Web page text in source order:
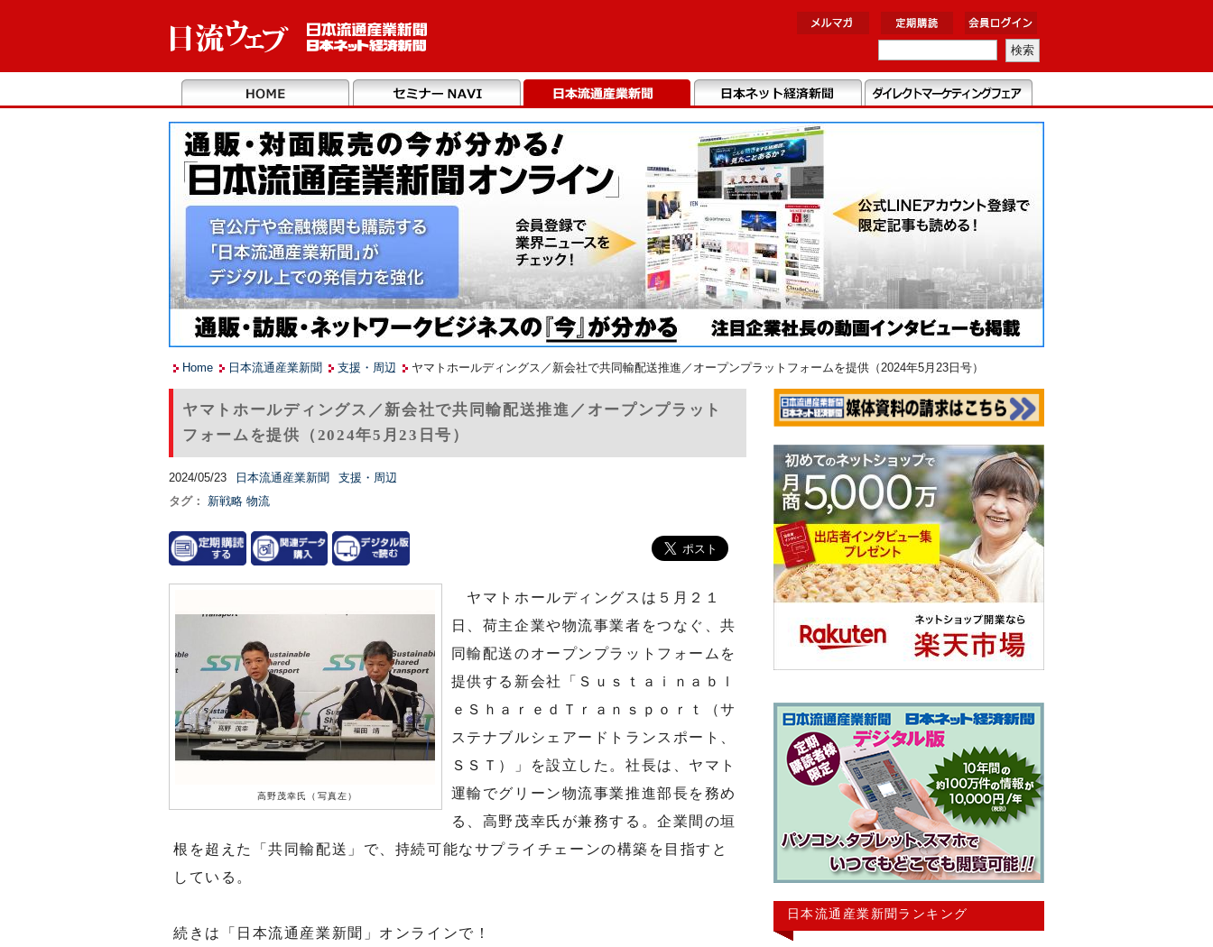
Home 日本流通産業新聞 支援・周辺 ヤマトホールディングス／新会社で共同輸配送推進／オープンプラットフォームを提供（2024年5月23日号）
ヤマトホールディングス／新会社で共同輸配送推進／オープンプラット
フォームを提供（2024年5月23日号）
2024/05/23 日本流通産業新聞
支援・周辺
タグ：
新戦略 物流
高野茂幸氏（写真左）
ヤマトホールディングスは５月２１
日、荷主企業や物流事業者をつなぐ、共
同輸配送のオープンプラットフォームを
提供する新会社「Ｓｕｓｔａｉｎａｂｌ
ｅＳｈａｒｅｄＴｒａｎｓｐｏｒｔ（サ
ステナブルシェアードトランスポート、
ＳＳＴ）」を設立した。社長は、ヤマト
運輸でグリーン物流事業推進部長を務め
る、高野茂幸氏が兼務する。企業間の垣
根を超えた「共同輸配送」で、持続可能なサプライチェーンの構築を目指すと
している。
続きは「日本流通産業新聞」オンラインで！
日本流通産業新聞ランキング